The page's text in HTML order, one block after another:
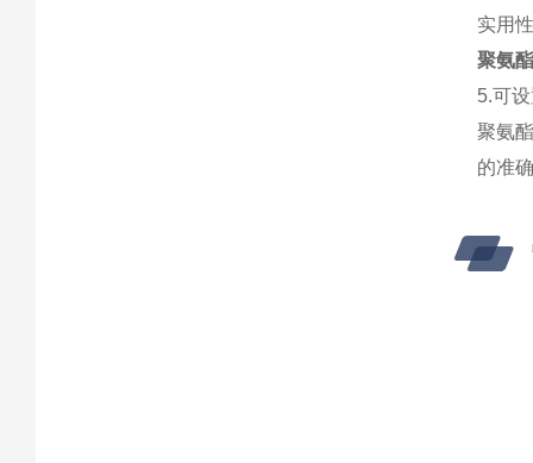
实用
聚氨
5.可
聚氨
的准